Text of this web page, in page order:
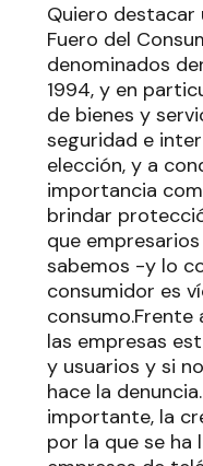
Quiero destacar
Fuero del
denominados
1994, y en
de bienes y
seguridad e
elección, y a
importancia
brindar
que
sabemos -y lo
consumidor es
consumo.Frente
las empresas
y usuarios y si
hace la
importante, la
por la que se ha